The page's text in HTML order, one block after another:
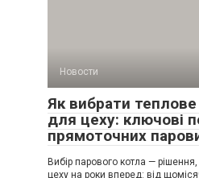
Новости
Як вибрати
для цеху: ключові
прямоточних
Вибір парового котла —
цеху на роки вперед: від